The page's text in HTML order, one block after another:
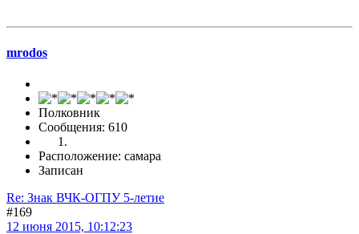
mrodos
Полковник
Сообщения: 610
Расположение: самара
Записан
Re: Знак ВЧК-ОГПУ 5-летие
#169
12 июня 2015, 10:12:23